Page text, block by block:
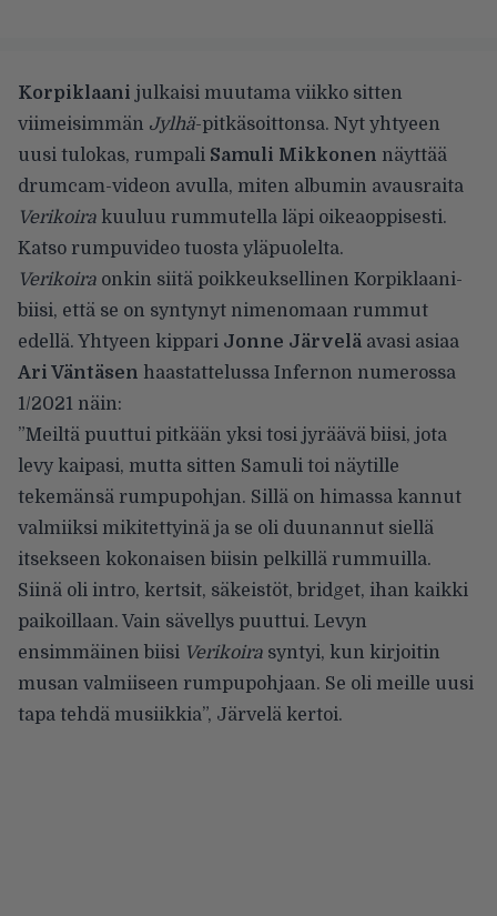
Korpiklaani julkaisi muutama viikko sitten
viimeisimmän Jylhä-pitkäsoittonsa. Nyt yhtyeen
uusi tulokas, rumpali Samuli Mikkonen näyttää
drumcam-videon avulla, miten albumin avausraita
Verikoira kuuluu rummutella läpi oikeaoppisesti.
Katso rumpuvideo tuosta yläpuolelta.
Verikoira onkin siitä poikkeuksellinen Korpiklaani-
biisi, että se on syntynyt nimenomaan rummut
edellä. Yhtyeen kippari Jonne Järvelä avasi asiaa
Ari Väntäsen haastattelussa Infernon numerossa
1/2021 näin:
”Meiltä puuttui pitkään yksi tosi jyräävä biisi, jota
levy kaipasi, mutta sitten Samuli toi näytille
tekemänsä rumpupohjan. Sillä on himassa kannut
valmiiksi mikitettyinä ja se oli duunannut siellä
itsekseen kokonaisen biisin pelkillä rummuilla.
Siinä oli intro, kertsit, säkeistöt, bridget, ihan kaikki
paikoillaan. Vain sävellys puuttui. Levyn
ensimmäinen biisi Verikoira syntyi, kun kirjoitin
musan valmiiseen rumpupohjaan. Se oli meille uusi
tapa tehdä musiikkia”, Järvelä kertoi.